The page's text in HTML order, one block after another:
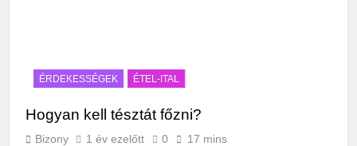
ÉRDEKESSÉGEK ÉTEL-ITAL
Hogyan kell tésztát főzni?
Bizony 1 év ezelőtt 0 17 mins